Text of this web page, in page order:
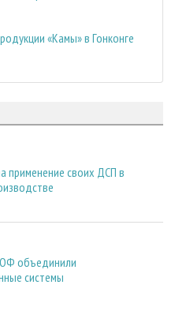
«Камы» в Гонконге
применение своих ДСП в
объединили
системы